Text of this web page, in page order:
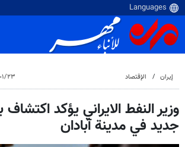
إيران الإقتصاد ٢٣‏/٠١‏/٢٠١٩، ٤:٤٣ م
وزير النفط الايراني يؤكد
جديد في مدينة آبادان